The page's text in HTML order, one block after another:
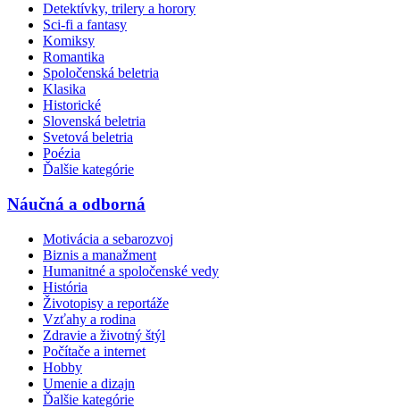
Detektívky, trilery a horory
Sci-fi a fantasy
Komiksy
Romantika
Spoločenská beletria
Klasika
Historické
Slovenská beletria
Svetová beletria
Poézia
Ďalšie kategórie
Náučná a odborná
Motivácia a sebarozvoj
Biznis a manažment
Humanitné a spoločenské vedy
História
Životopisy a reportáže
Vzťahy a rodina
Zdravie a životný štýl
Počítače a internet
Hobby
Umenie a dizajn
Ďalšie kategórie